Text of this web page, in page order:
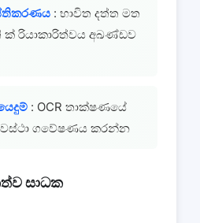
: භාවිත දත්ත මත
ක් රියාකාරිත්වය අඛණ්ඩව
: OCR තාක්ෂණයේ
ගවේෂණය කරන්න
සාධක